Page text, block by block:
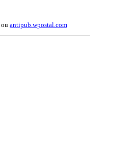
ou antipub.wpostal.com